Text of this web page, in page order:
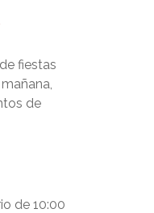
fiestas
de
de 10:00